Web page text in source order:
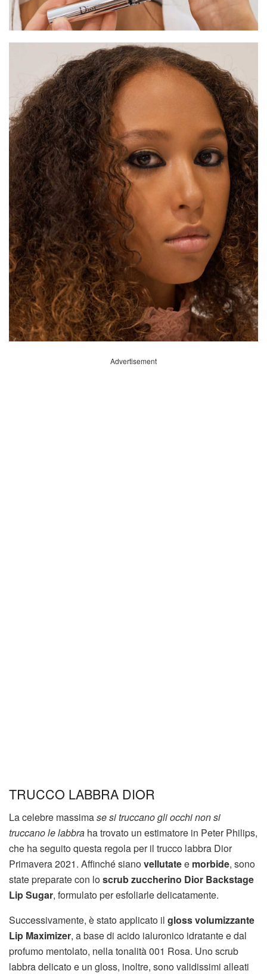
Advertisement
TRUCCO LABBRA DIOR
La celebre massimase si truccano gli occhi non si
truccano le labbra ha trovato un estimatore in Peter Philips,
che ha seguito questa regola per il trucco labbra Dior
Primavera 2021. Affinché sianovellutatee morbide, sono
state preparate con loscrub zuccherino Dior Backstage
Lip Sugar, formulato per esfoliarle delicatamente.
Successivamente, è stato applicato il gloss volumizzante
Lip Maximizer, a base di acido ialuronico idratante e dal
profumo mentolato, nella tonalità 001 Rosa. Uno scrub
labbra delicato e un gloss, inoltre, sono validissimi alleati